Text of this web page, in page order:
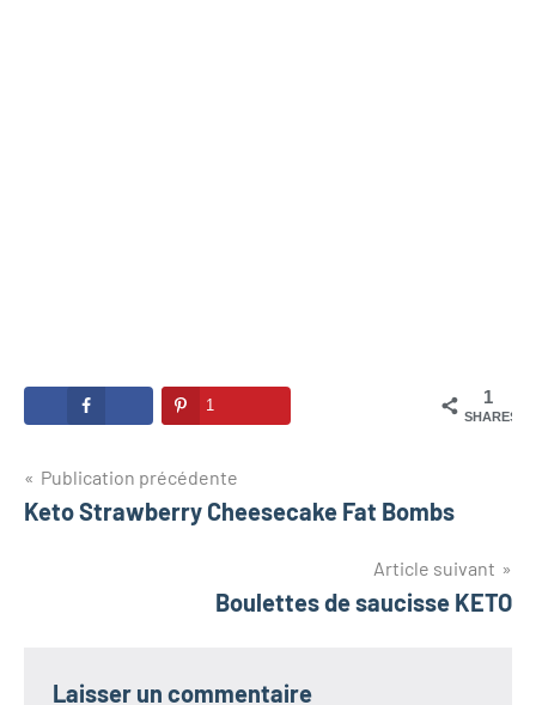
1
SHARES
1
Navigation
de
Publication précédente
Keto Strawberry Cheesecake Fat Bombs
Article suivant
Boulettes de saucisse KETO
Laisser un commentaire